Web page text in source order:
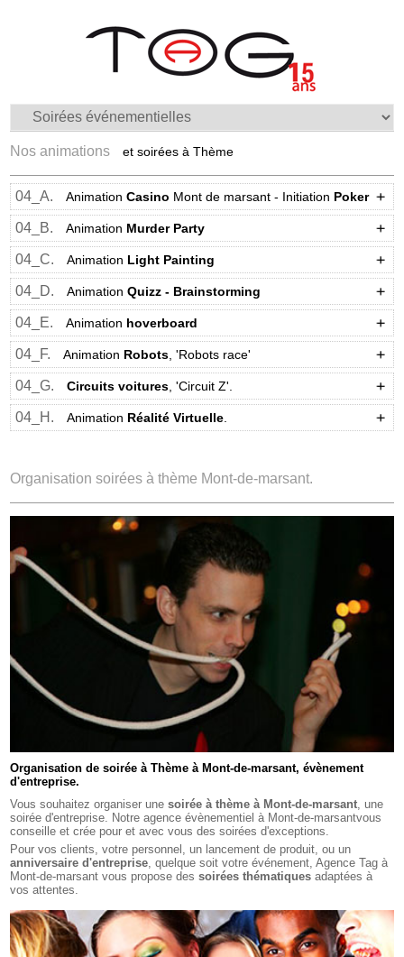
Nos animations et soirées à Thème
04_A. AnimationCasino Mont de marsant - Initiation Poker
04_B. Animation Murder Party
04_C. Animation Light Painting
04_D. AnimationQuizz - Brainstorming
04_E. Animation hoverboard
04_F. Animation Robots, 'Robots race'
04_G. Circuits voitures, 'Circuit Z'.
04_H. Animation Réalité Virtuelle.
Organisation soirées à thème Mont-de-marsant.
Organisation de soirée à Thème à Mont-de-marsant, évènement
d'entreprise.
Vous souhaitez organiser unesoirée à thème à Mont-de-marsant, une
soirée d'entreprise. Notreagence évènementiel à Mont-de-marsantvous
conseille et crée pour et avec vous des soirées d'exceptions.
Pour vos clients, votre personnel, un lancement de produit, ou un
anniversaire d'entreprise, quelque soit votre événement, Agence Tag à
Mont-de-marsant vous propose dessoirées thématiques adaptées à
vos attentes.